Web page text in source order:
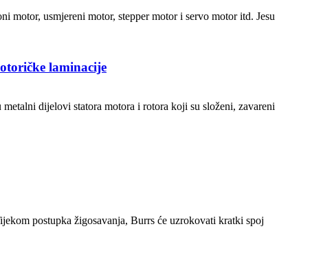
motor, usmjereni motor, stepper motor i servo motor itd. Jesu
laminacije
dijelovi statora motora i rotora koji su složeni, zavareni
postupka žigosavanja, Burrs će uzrokovati kratki spoj